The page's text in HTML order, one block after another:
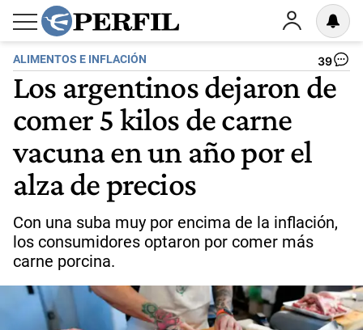
ALIMENTOS E INFLACIÓN 39
Los argentinos dejaron de
comer 5 kilos de carne
vacuna en un año por el
alza de precios
Con una suba muy por encima de la inflación,
los consumidores optaron por comer más
carne porcina.